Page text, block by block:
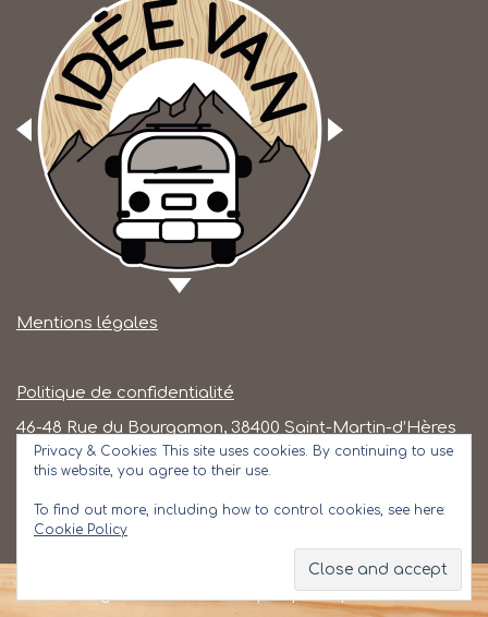
Mentions légales
Politique de confidentialité
46-48 Rue du Bourgamon, 38400 Saint-Martin-d’Hères
Ouverture du lundi au vendredi de 9H à 17 h
Webdesign > Marion Villard | Propulsé parWordPress
Privacy & Cookies: This site uses cookies. By continuing to use
this website, you agree to their use.
To find out more, including how to control cookies, see here:
Cookie Policy